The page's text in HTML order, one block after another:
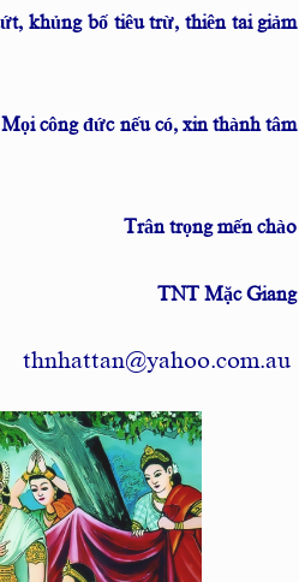
khủng bố tiêu trừ, thiên tai giảm
công đức nếu có, xin thành tâm
Trân trọng mến chào
TNT Mặc Giang
thnhattan@yahoo.com.au